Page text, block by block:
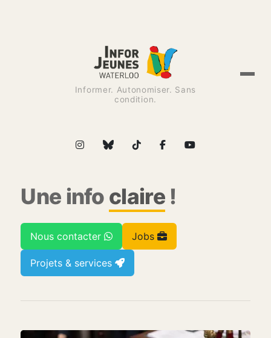
Informer. Autonomiser. Sans
condition.
Une info claire!
Nous contacter Jobs
Projets & services